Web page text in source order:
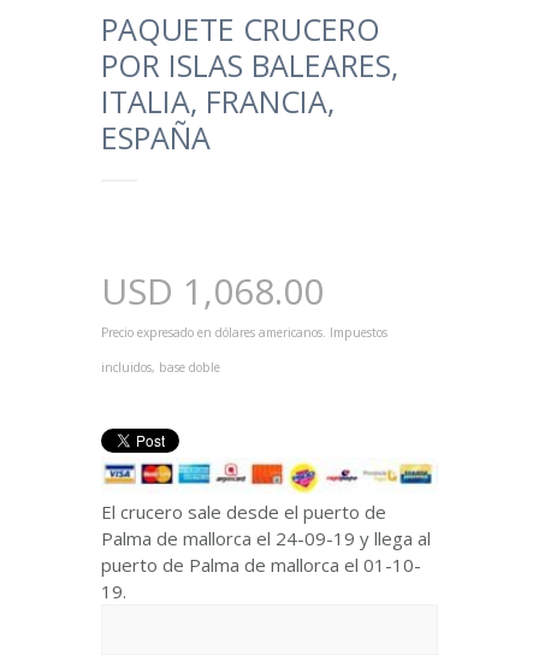
PAQUETE CRUCERO
POR ISLAS BALEARES,
ITALIA, FRANCIA,
ESPAÑA
USD 1,068.00
Precio expresado en dólares americanos. Impuestos
incluidos, base doble
El crucero sale desde el puerto de
Palma de mallorca el 24-09-19 y llega al
puerto de Palma de mallorca el 01-10-
19.